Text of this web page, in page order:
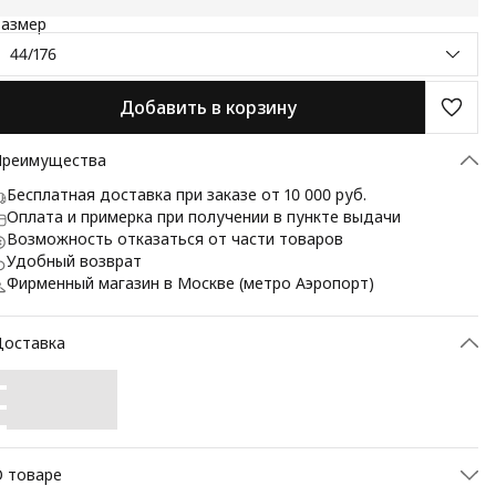
44/176
Добавить в корзину
Бесплатная доставка при заказе от 10 000 руб.
Оплата и примерка при получении в пункте выдачи
Возможность отказаться от части товаров
Удобный возврат
Фирменный магазин в Москве (метро Аэропорт)
товаре